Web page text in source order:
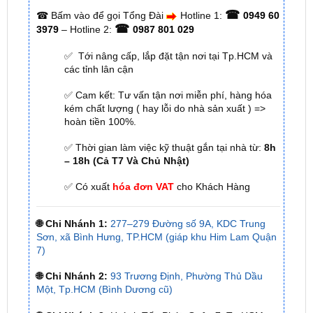
✅ Tới nâng cấp, lắp đặt tận nơi tại Tp.HCM và
các tỉnh lân cận
✅ Cam kết: Tư vấn tận nơi miễn phí, hàng hóa
kém chất lượng ( hay lỗi do nhà sản xuất ) =>
✅ Thời gian làm việc kỹ thuật gắn tại nhà từ:8h
– 18h (Cả T7 Và Chủ Nhật)
✅ Có xuấthóa đơn VATcho Khách Hàng
🌐 Chi Nhánh 1: 277–279 Đường số 9A, KDC Trung
🌐 Chi Nhánh 2: 93 Trương Định, Phường Thủ Dầu
Một, Tp.HCM (Bình Dương cũ)
🌐 Chi Nhánh 3: Huỳnh Tấn Phát, Quận 7, Tp.HCM